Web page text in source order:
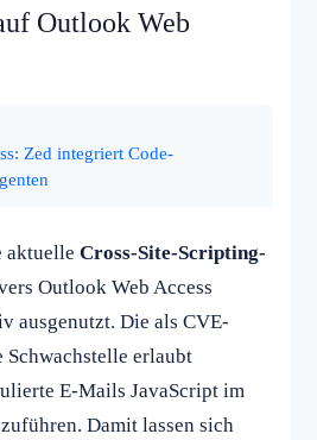
Outlook Web
Zed integriert Code-
aktuelle Cross-Site-Scripting-
Outlook Web Access
ausgenutzt. Die als CVE-
erlaubt
E-Mails JavaScript im
Damit lassen sich